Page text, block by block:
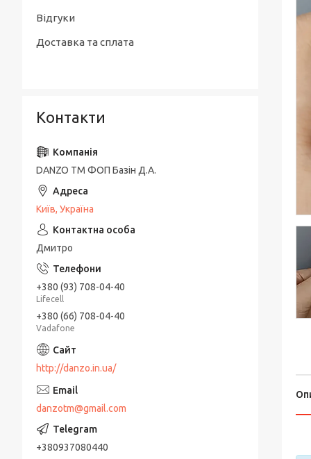
Відгуки
Доставка та сплата
Контакти
DANZO TM ФОП Базін Д.А.
Київ, Україна
Дмитро
+380 (93) 708-04-40
Lifecell
+380 (66) 708-04-40
Vadafone
http://danzo.in.ua/
danzotm@gmail.com
+380937080440